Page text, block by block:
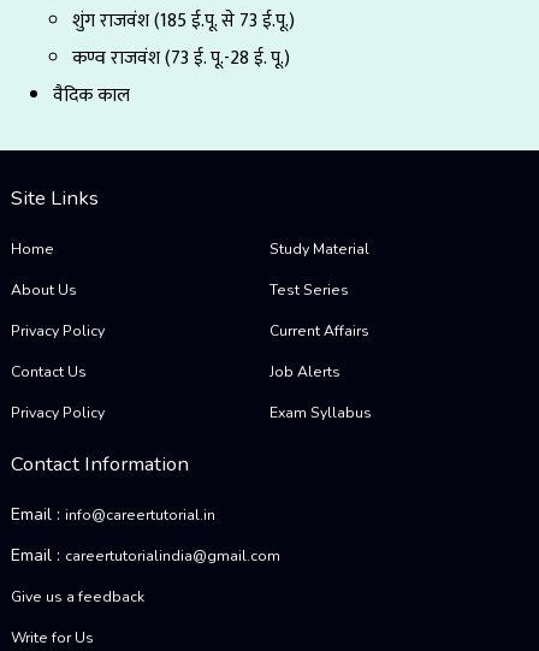
शुंग राजवंश (185 ई.पू. से 73 ई.पू.)
कण्व राजवंश (73 ई. पू.-28 ई. पू.)
वैदिक काल
Site Links
Home
About Us
Privacy Policy
Contact Us
Privacy Policy
Study Material
Test Series
Current Affairs
Job Alerts
Exam Syllabus
Contact Information
Email : info@careertutorial.in
Email : careertutorialindia@gmail.com
Give us a feedback
Write for Us